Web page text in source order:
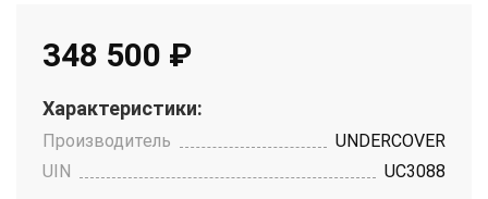
348 500 ₽
Характеристики:
Производитель
UNDERCOVER
UIN
UC3088